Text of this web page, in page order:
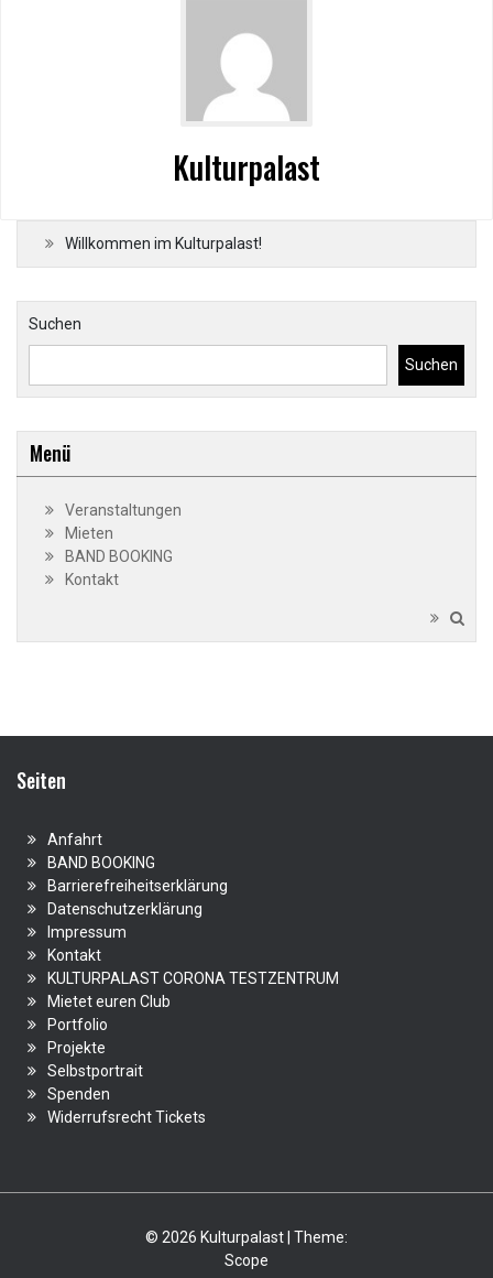
Kulturpalast
Willkommen im Kulturpalast!
Suchen
Suchen
Menü
Veranstaltungen
Mieten
BAND BOOKING
Kontakt
Seiten
Anfahrt
BAND BOOKING
Barrierefreiheitserklärung
Datenschutzerklärung
Impressum
Kontakt
KULTURPALAST CORONA TESTZENTRUM
Mietet euren Club
Portfolio
Projekte
Selbstportrait
Spenden
Widerrufsrecht Tickets
© 2026 Kulturpalast | Theme:
Scope